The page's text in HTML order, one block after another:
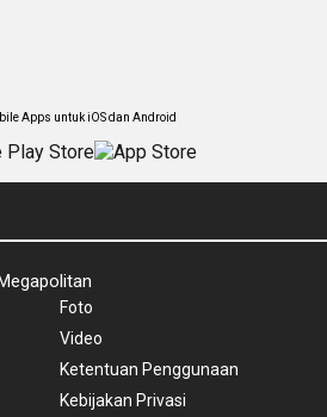
Apps untuk iOS dan Android
Foto
Video
Ketentuan Penggunaan
Kebijakan Privasi